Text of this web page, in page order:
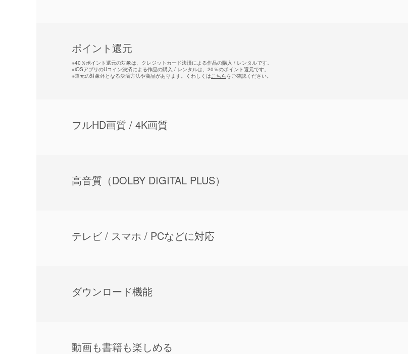
ポイント還元
※40％ポイント還元の対象は、クレジットカード決済による作品の購入 / レンタルです。
※iOSアプリのUコイン決済による作品の購入 / レンタルは、20％のポイント還元です。
※還元の対象外となる決済方法や商品があります。くわしくはこちらをご確認ください。
フルHD画質 / 4K画質
⾼⾳質（DOLBY DIGITAL PLUS）
テレビ / スマホ / PCなどに対応
ダウンロード機能
動画も書籍も楽しめる